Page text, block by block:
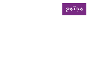
مجتمع